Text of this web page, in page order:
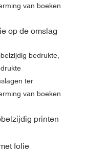
op de omslag
printen
folie